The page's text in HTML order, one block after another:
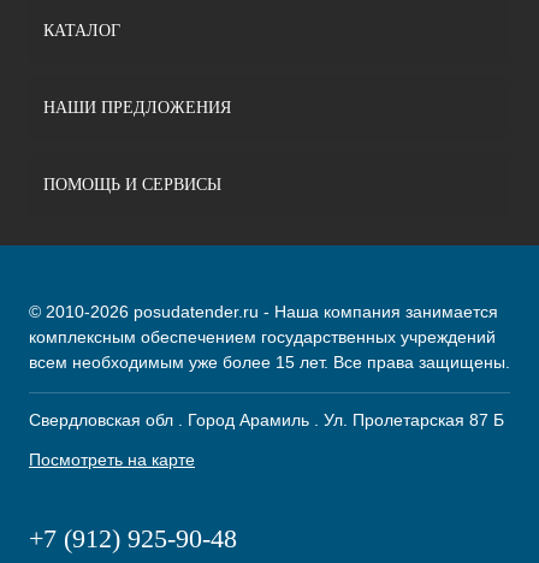
КАТАЛОГ
НАШИ ПРЕДЛОЖЕНИЯ
ПОМОЩЬ И СЕРВИСЫ
© 2010-2026 posudatender.ru - Наша компания занимается
комплексным обеспечением государственных учреждений
всем необходимым уже более 15 лет. Все права защищены.
Свердловская обл . Город Арамиль . Ул. Пролетарская 87 Б
Посмотреть на карте
+7 (912) 925-90-48